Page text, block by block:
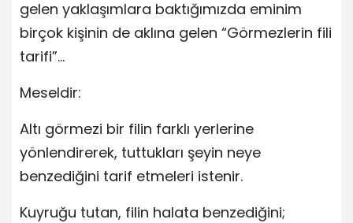
gelen yaklaşımlara baktığımızda eminim
birçok kişinin de aklına gelen “Görmezlerin fili
tarifi”…
Meseldir:
Altı görmezi bir filin farklı yerlerine
yönlendirerek, tuttukları şeyin neye
benzediğini tarif etmeleri istenir.
Kuyruğu tutan, filin halata benzediğini;